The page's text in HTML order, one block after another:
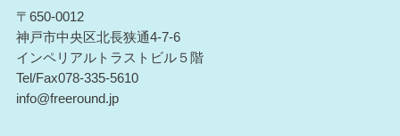
〒650-0012
神戸市中央区北長狭通4-7-6
インペリアルトラストビル５階
Tel/Fax078-335-5610
info@freeround.jp